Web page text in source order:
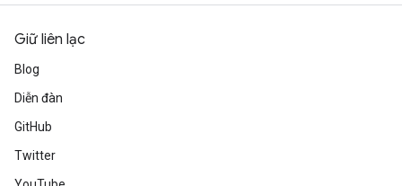
Giữ liên lạc
Blog
Diễn đàn
GitHub
Twitter